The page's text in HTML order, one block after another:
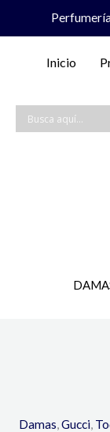
Inicio
Damas Gucci,
Intense